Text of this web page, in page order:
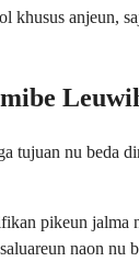
anjeun,
tujuan nu beda
pikeun jalma
naon nu